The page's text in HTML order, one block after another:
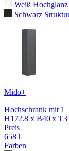
Weiß Hochglanz
Schwarz
Mido+
Hochschrank mit 1
H172.8 x B40 x
Preis
658 €
Farben